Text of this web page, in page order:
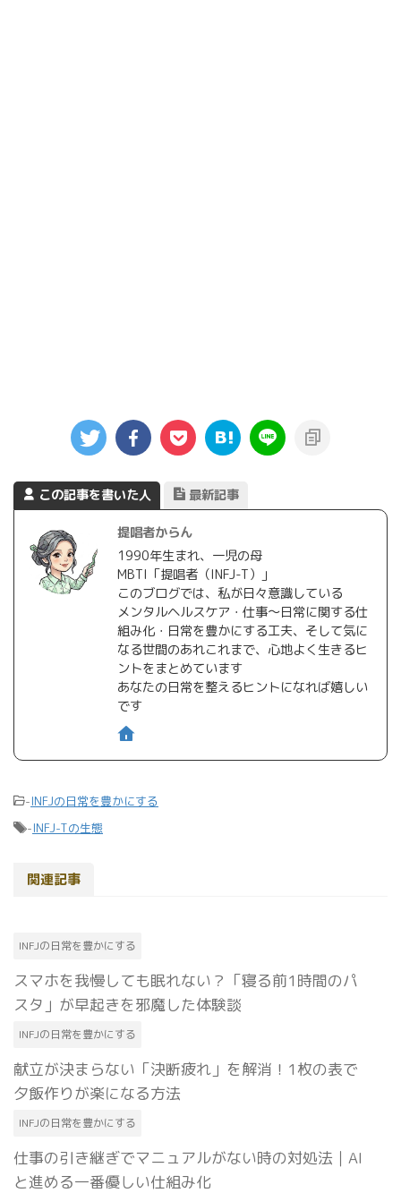
この記事を書いた人 最新記事
提唱者からん
1990年生まれ、一児の母
MBTI「提唱者（INFJ-T）」
このブログでは、私が日々意識している
メンタルヘルスケア・仕事〜日常に関する仕
組み化・日常を豊かにする工夫、そして気に
なる世間のあれこれまで、心地よく生きるヒ
ントをまとめています
あなたの日常を整えるヒントになれば嬉しい
です
-INFJの日常を豊かにする
-INFJ-Tの生態
関連記事
INFJの日常を豊かにする
スマホを我慢しても眠れない？「寝る前1時間のパ
スタ」が早起きを邪魔した体験談
INFJの日常を豊かにする
献立が決まらない「決断疲れ」を解消！1枚の表で
夕飯作りが楽になる方法
INFJの日常を豊かにする
仕事の引き継ぎでマニュアルがない時の対処法｜AI
と進める一番優しい仕組み化